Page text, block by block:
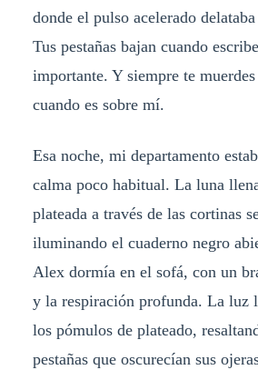
donde el pulso acelerado
Tus pestañas bajan cuando
importante. Y siempre te
cuando es sobre mí.
Esa noche, mi departamento
calma poco habitual. La luna
plateada a través de las cortinas
iluminando el cuaderno negro
Alex dormía en el sofá, con un
y la respiración profunda. La luz
los pómulos de plateado,
pestañas que oscurecían sus